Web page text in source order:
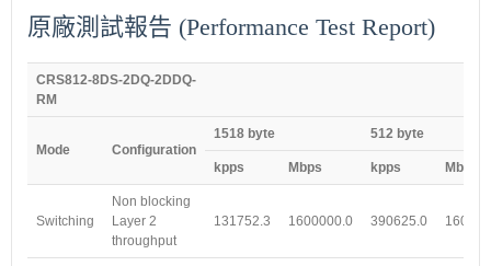
原廠測試報告 (Performance Test Report)
CRS812-8DS-2DQ-2DDQ-
RM
Mode Configuration
1518 byte 512 byte
kpps Mbps kpps Mbps
Switching
Non blocking
Layer 2
throughput
131752.3 1600000.0 390625.0